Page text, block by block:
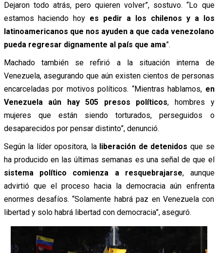
Dejaron todo atrás, pero quieren volver”, sostuvo. “Lo que
estamos haciendo hoy es pedir a los chilenos y a los
latinoamericanos que nos ayuden a que cada venezolano
pueda regresar dignamente al país que ama”.
Machado también se refirió a la situación interna de
Venezuela, asegurando que aún existen cientos de personas
encarceladas por motivos políticos. “Mientras hablamos, en
Venezuela aún hay 505 presos políticos, hombres y
mujeres que están siendo torturados, perseguidos o
desaparecidos por pensar distinto”, denunció.
Según la líder opositora, la liberación de detenidos que se
ha producido en las últimas semanas es una señal de que el
sistema político comienza a resquebrajarse, aunque
advirtió que el proceso hacia la democracia aún enfrenta
enormes desafíos. “Solamente habrá paz en Venezuela con
libertad y solo habrá libertad con democracia”, aseguró.